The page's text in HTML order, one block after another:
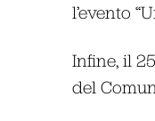
l’evento
Infine, il
del